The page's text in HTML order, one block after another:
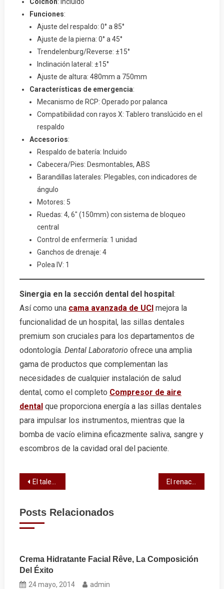
Funciones:
Ajuste del respaldo: 0° a 85°
Ajuste de la pierna: 0° a 45°
Trendelenburg/Reverse: ±15°
Inclinación lateral: ±15°
Ajuste de altura: 480mm a 750mm
Características de emergencia:
Mecanismo de RCP: Operado por palanca
Compatibilidad con rayos X: Tablero translúcido en el
respaldo
Accesorios:
Respaldo de batería: Incluido
Cabecera/Pies: Desmontables, ABS
Barandillas laterales: Plegables, con indicadores de
ángulo
Motores: 5
Ruedas: 4, 6″ (150mm) con sistema de bloqueo
central
Control de enfermería: 1 unidad
Ganchos de drenaje: 4
Polea IV: 1
Sinergia en la sección dental del hospital:
Así como una cama avanzada de UCImejora la
funcionalidad de un hospital, las sillas dentales
premium son cruciales para los departamentos de
odontología. Dental Laboratorio ofrece una amplia
gama de productos que complementan las
necesidades de cualquier instalación de salud
dental, como el completo Compresor de aire
dentalque proporciona energía a las sillas dentales
para impulsar los instrumentos, mientras que la
bomba de vacío elimina eficazmente saliva, sangre y
escombros de la cavidad oral del paciente.
Navegación
entradas
El talento de Olmo Cuarón en la animación y la música El renacer de una joyería familiar: el caso de los hermanos Rivas
Posts Relacionados
Crema Hidratante Facial Rêve, La Composición
Del Éxito
24 mayo, 2014 admin